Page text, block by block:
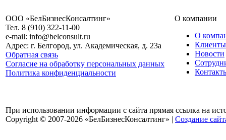
ООО «БелБизнесКонсалтинг»
Тел. 8 (910) 322-11-00
e-mail: info@belconsult.ru
Адрес: г. Белгород, ул. Академическая, д. 23а
Обратная связь
Согласие на обработку персональных данных
Политика конфиденциальности
О компании
О
Клиенты
Новости
При использовании информации с сайта прямая ссылка на
Copyright © 2007-2026 «БелБизнесКонсалтинг» | Создание